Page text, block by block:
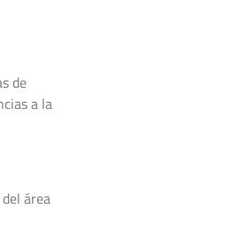
de
a la
área